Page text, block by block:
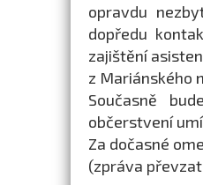
opravdu
dopředu
zajištění
z Mariánského
Současně
občerstvení
Za dočasné
(zpráva